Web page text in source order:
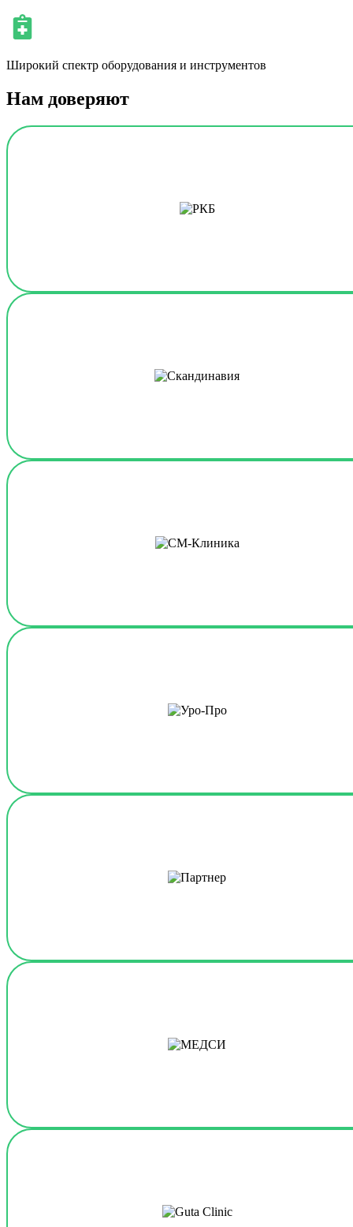
Широкий спектр оборудования и инструментов
Нам доверяют